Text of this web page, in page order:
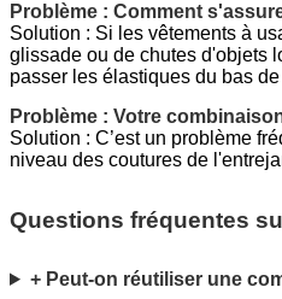
Problème : Comment
Solution : Si les vêtements à
glissade ou de chutes d'objets
passer les élastiques du bas
Problème : Votre
Solution : C’est un problème
niveau des coutures de
Questions fréquentes
+ Peut-on réutiliser une